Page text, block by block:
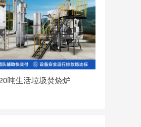
吨生活垃圾焚烧炉